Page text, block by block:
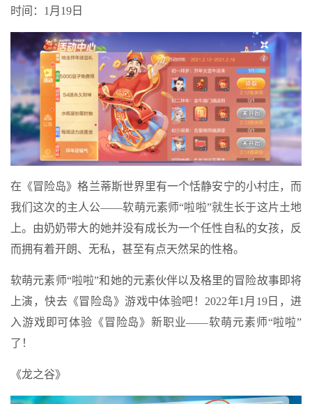
时间：1月19日
在《冒险岛》格兰蒂斯世界里有一个恬静安宁的小村庄，而
我们这次的主人公——软萌元素师“啦啦”就生长于这片土地
上。由奶奶带大的她并没有成长为一个任性自私的女孩，反
而拥有着开朗、无私，甚至有点天然呆的性格。
软萌元素师“啦啦”和她的元素伙伴以及格里的冒险故事即将
上演，快去《冒险岛》游戏中体验吧！2022年1月19日，进
入游戏即可体验《冒险岛》新职业——软萌元素师“啦啦”
了！
《龙之谷》